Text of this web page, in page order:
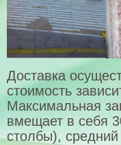
Укладка
Технология
Щебень в
Песок
Бутовый
Дорожная
Доставка
стоимость
Максимальная
вмещает в себя
столбы), средний